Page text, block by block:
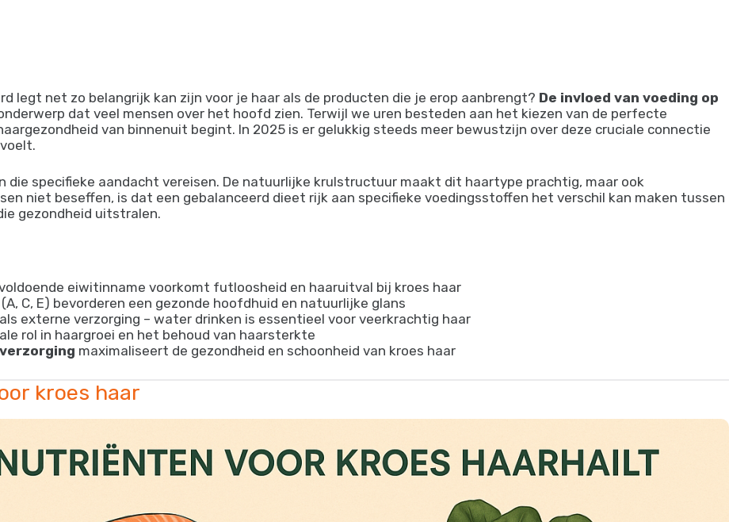
net zo belangrijk kan zijn voor je haar als de producten die je erop aanbrengt? De invloed van voeding op
dat veel mensen over het hoofd zien. Terwijl we uren besteden aan het kiezen van de perfecte
van binnenuit begint. In 2025 is er gelukkig steeds meer bewustzijn over deze cruciale connectie
specifieke aandacht vereisen. De natuurlijke krulstructuur maakt dit haartype prachtig, maar ook
niet beseffen, is dat een gebalanceerd dieet rijk aan specifieke voedingsstoffen het verschil kan maken tussen
gezondheid uitstralen.
eiwitinname voorkomt futloosheid en haaruitval bij kroes haar
(A, C, E) bevorderen een gezonde hoofdhuid en natuurlijke glans
externe verzorging – water drinken is essentieel voor veerkrachtig haar
rol in haargroei en het behoud van haarsterkte
maximaliseert de gezondheid en schoonheid van kroes haar
kroes haar